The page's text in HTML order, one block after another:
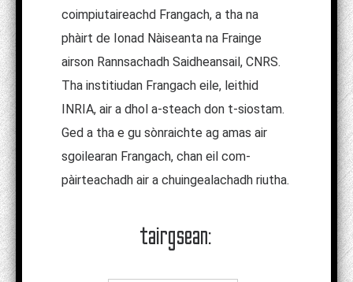
coimpiutaireachd Frangach, a tha na
phàirt de Ionad Nàiseanta na Frainge
airson Rannsachadh Saidheansail, CNRS.
Tha institiudan Frangach eile, leithid
INRIA, air a dhol a-steach don t-siostam.
Ged a tha e gu sònraichte ag amas air
sgoilearan Frangach, chan eil com-
pàirteachadh air a chuingealachadh riutha.
tairgsean: